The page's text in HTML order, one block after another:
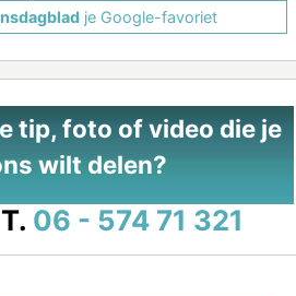
je Google-favoriet
tip, foto of video die je
wilt delen?
T. 06 - 574 71 321